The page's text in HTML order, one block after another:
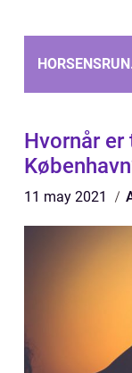
Hvornår
11 may 2021